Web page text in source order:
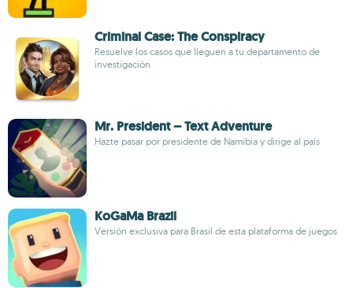
Criminal Case: The Conspiracy
Resuelve los casos que lleguen a tu departamento de
investigación
Mr. President – Text Adventure
Hazte pasar por presidente de Namibia y dirige al país
KoGaMa Brazil
Versión exclusiva para Brasil de esta plataforma de juegos